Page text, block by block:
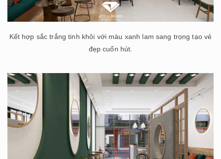
Kết hợp sắc trắng tinh khôi với màu xanh lam sang trọng tạo vẻ
đẹp cuốn hút.